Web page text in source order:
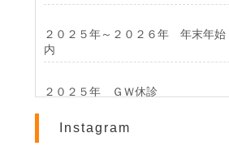
２０２５年～２０２６年 年末年
内
２０２５年 ＧＷ休診
2024 GWのお知らせ
Instagram